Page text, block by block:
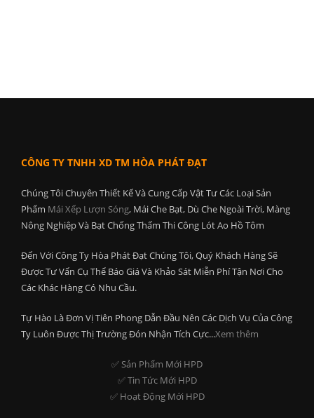
CÔNG TY TNHH XD TM HÒA PHÁT ĐẠT
Chúng Tôi Chuyên Thiết Kế Và Cung Cấp Vật Tư Các Loại Sản
Phẩm Mái Xếp Lượn Sóng, Mái Che Bạt, Dù Che Ngoài Trời, Màng
Nông Nghiệp Và Bạt Chống Thấm Thi Công Lót Ao Hồ Tôm
Đến Với Công Ty Hòa Phát Đạt Chúng Tôi, Quý Khách Hàng Sẽ
Được Tư Vấn Cụ Thể Báo Giá Và Khảo Sát Miễn Phí Tận Nơi Cho
Các Khác Hàng Có Nhu Cầu.
Tự Hào Là Đơn Vị Tiên Phong Dẫn Đầu Nên Các Dịch Vụ Của Công
Ty Luôn Được Thị Trường Đón Nhận Tích Cực...Xem thêm
✅ Sản Phẩm Mới HPD
✅ Tin Tức Mới HPD
✅ Hoạt Động Mới HPD